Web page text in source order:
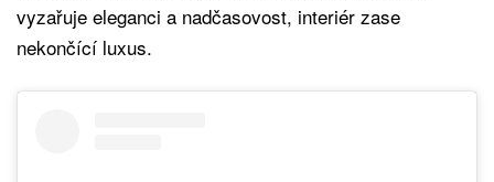
vyzařuje eleganci a nadčasovost, interiér zase
nekončící luxus.